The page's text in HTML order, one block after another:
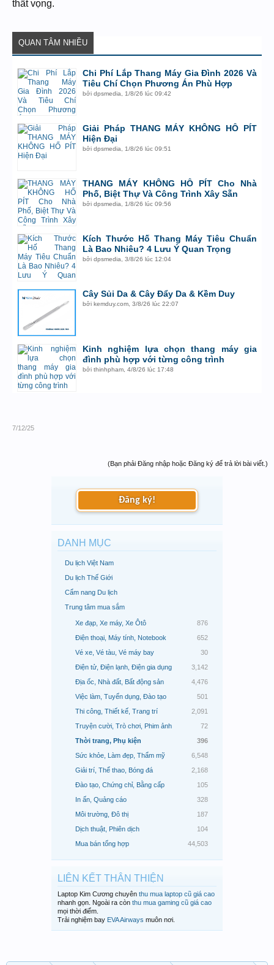
thất vọng.
QUAN TÂM NHIỀU
Chi Phí Lắp Thang Máy Gia Đình 2026 Và
Tiêu Chí Chọn Phương Án Phù Hợp
bởidpsmedia 1/8/26 lúc 09:42
Giải Pháp THANG MÁY KHÔNG HỐ PÍT
Hiện Đại
bởidpsmedia 1/8/26 lúc 09:51
THANG MÁY KHÔNG HỐ PÍT Cho Nhà
Phố, Biệt Thự Và Công Trình Xây Sẵn
bởidpsmedia 1/8/26 lúc 09:56
Kích Thước Hố Thang Máy Tiêu Chuẩn
Là Bao Nhiêu? 4 Lưu Ý Quan Trọng
bởidpsmedia ,3/8/26 lúc 12:04
Cây Sủi Da & Cây Đẩy Da & Kềm Duy
bởikemduy.com ,3/8/26 lúc 22:07
Kinh nghiệm lựa chọn thang máy gia
đình phù hợp với từng công trình
bởithinhpham ,4/8/26 lúc 17:48
7/12/25
(Bạn phải Đăng nhập hoặc Đăng ký để trả lời bài viết.)
Đăng ký!
DANH MỤC
Du lịch Việt Nam
Du lịch Thế Giới
Cẩm nang Du lịch
Trung tâm mua sắm
Xe đạp, Xe máy, Xe Ôtô
876
Điện thoại, Máy tính, Notebook
652
Vé xe, Vé tàu, Vé máy bay
30
Điện tử, Điện lạnh, Điện gia dụng
3,142
Địa ốc, Nhà đất, Bất động sản
4,476
Việc làm, Tuyển dụng, Đào tạo
501
Thi công, Thiết kế, Trang trí
2,091
Truyện cười, Trò chơi, Phim ảnh
72
Thời trang, Phụ kiện
396
Sức khỏe, Làm đẹp, Thẩm mỹ
6,548
Giải trí, Thể thao, Bóng đá
2,168
Đào tạo, Chứng chỉ, Bằng cấp
105
In ấn, Quảng cáo
328
Môi trường, Đô thị
187
Dịch thuật, Phiên dịch
104
Mua bán tổng hợp
44,503
LIÊN KẾT THÂN THIỆN
Laptop Kim Cương chuyên thu mua laptop cũ giá cao
nhanh gọn. Ngoài ra còn thu mua gaming cũ giá cao
mọi thời điểm.
Trải nghiệm bay EVA Airways muôn nơi.